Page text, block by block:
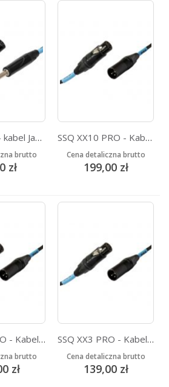
SSQ XZJM3 - kabel Jack MONO - XLR Żeński 3 metrowy
brutto
zł
SSQ XX10 PRO - Kabel XLR-XLR 10 metrowy - NEUTRIK
Cena detaliczna brutto
199,00 zł
SSQ XX5 PRO - Kabel XLR-XLR 5 metrowy - NEUTRIK
brutto
zł
SSQ XX3 PRO - Kabel XLR-XLR 3 metrowy - NEUTRIK
Cena detaliczna brutto
139,00 zł